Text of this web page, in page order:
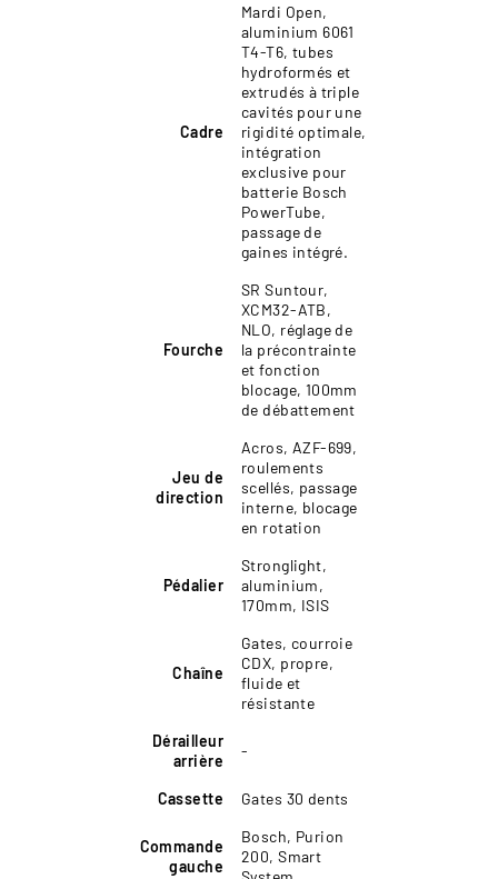
Cadre
Mardi Open,
aluminium 6061
T4-T6, tubes
hydroformés et
extrudés à triple
cavités pour une
rigidité optimale,
intégration
exclusive pour
batterie Bosch
PowerTube,
passage de
gaines intégré.
Fourche
SR Suntour,
XCM32-ATB,
NLO, réglage de
la précontrainte
et fonction
blocage, 100mm
de débattement
Jeu de
direction
Acros, AZF-699,
roulements
scellés, passage
interne, blocage
en rotation
Pédalier
Stronglight,
aluminium,
170mm, ISIS
Chaîne
Gates, courroie
CDX, propre,
fluide et
résistante
Dérailleur
arrière
-
Cassette Gates 30 dents
Commande
gauche
Bosch, Purion
200, Smart